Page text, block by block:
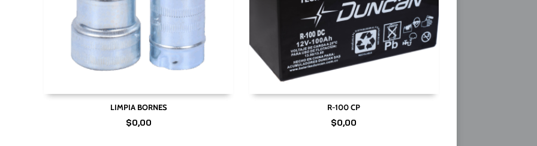
LIMPIA BORNES
$0,00
R-100 CP
$0,00